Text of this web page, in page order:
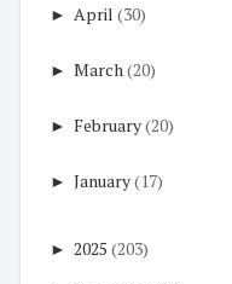
► April (30)
► March (20)
► February(20)
► January(17)
► 2025 (203)